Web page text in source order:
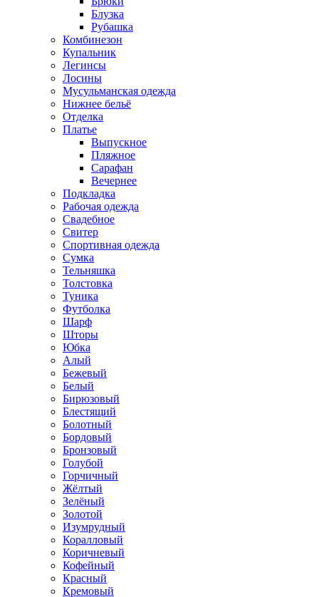
Блузка
Рубашка
Комбинезон
Купальник
Легинсы
Лосины
Мусульманская одежда
Нижнее бельё
Отделка
Платье
Выпускное
Пляжное
Сарафан
Вечернее
Подкладка
Рабочая одежда
Свадебное
Свитер
Спортивная одежда
Сумка
Тельняшка
Толстовка
Туника
Футболка
Шарф
Шторы
Юбка
Алый
Бежевый
Белый
Бирюзовый
Блестящий
Болотный
Бордовый
Бронзовый
Голубой
Горчичный
Жёлтый
Зелёный
Золотой
Изумрудный
Коралловый
Коричневый
Кофейный
Красный
Кремовый